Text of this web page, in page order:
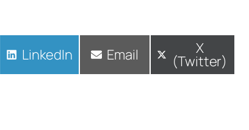
Compartir
LinkedIn Compartir
Email Compartir
en
X
(Twitter)